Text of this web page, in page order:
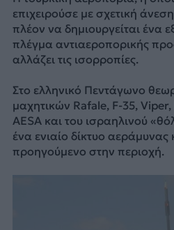
επιχειρούσε με σχετική
πλέον να δημιουργείται ένα
πλέγμα αντιαεροπορικής
αλλάζει τις ισορροπίες.
Στο ελληνικό Πεντάγωνο
μαχητικών Rafale, F-35,
AESA και του ισραηλινού
ένα ενιαίο δίκτυο
προηγούμενο στην περιοχή.